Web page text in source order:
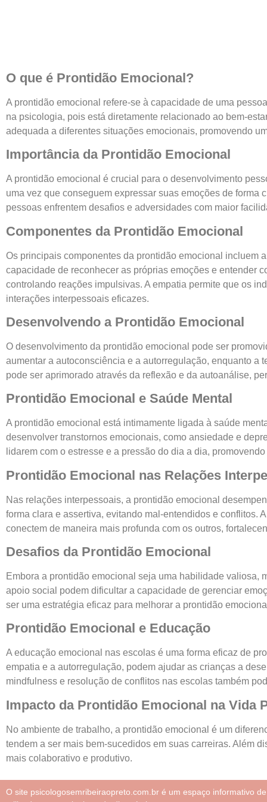
O que é Prontidão Emocional?
A prontidão emocional refere-se à capacidade de uma
na psicologia, pois está diretamente relacionado ao bem-
adequada a diferentes situações emocionais, promovendo
Importância da Prontidão Emocional
A prontidão emocional é crucial para o desenvolvimento
uma vez que conseguem expressar suas emoções de
pessoas enfrentem desafios e adversidades com maior
Componentes da Prontidão Emocional
Os principais componentes da prontidão emocional incluem
capacidade de reconhecer as próprias emoções e entender
controlando reações impulsivas. A empatia permite que os
interações interpessoais eficazes.
Desenvolvendo a Prontidão Emocional
O desenvolvimento da prontidão emocional pode ser
aumentar a autoconsciência e a autorregulação, enquanto a
pode ser aprimorado através da reflexão e da autoanálise,
Prontidão Emocional e Saúde Mental
A prontidão emocional está intimamente ligada à saúde
desenvolver transtornos emocionais, como ansiedade e
lidarem com o estresse e a pressão do dia a dia,
Prontidão Emocional nas Relações
Nas relações interpessoais, a prontidão emocional
forma clara e assertiva, evitando mal-entendidos e conflitos.
conectem de maneira mais profunda com os outros,
Desafios da Prontidão Emocional
Embora a prontidão emocional seja uma habilidade valiosa,
apoio social podem dificultar a capacidade de gerenciar
ser uma estratégia eficaz para melhorar a prontidão
Prontidão Emocional e Educação
A educação emocional nas escolas é uma forma eficaz de
empatia e a autorregulação, podem ajudar as crianças a
mindfulness e resolução de conflitos nas escolas também
Impacto da Prontidão Emocional na Vida
No ambiente de trabalho, a prontidão emocional é um
tendem a ser mais bem-sucedidos em suas carreiras. Além
mais colaborativo e produtivo.
O site psicologosemribeiraopreto.com.br é um espaço informativo